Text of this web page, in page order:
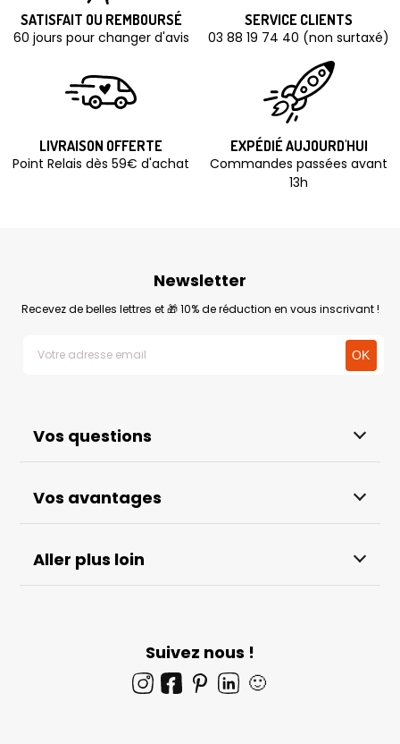
SATISFAIT OU REMBOURSÉ
60 jours pour changer d'avis
SERVICE CLIENTS
03 88 19 74 40 (non surtaxé)
LIVRAISON OFFERTE
Point Relais dès 59€ d'achat
EXPÉDIÉ AUJOURD'HUI
Commandes passées avant
13h
Vos questions
Vos avantages
Aller plus loin
Newsletter
Recevez de belles lettres et 🎁 10% de réduction en vous inscrivant !
Suivez nous !
🙂